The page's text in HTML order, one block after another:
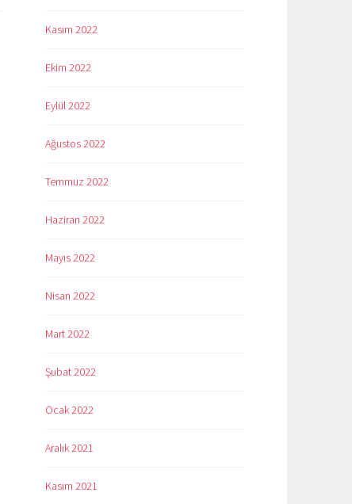
Kasım 2022
Ekim 2022
Eylül 2022
Ağustos 2022
Temmuz 2022
Haziran 2022
Mayıs 2022
Nisan 2022
Mart 2022
Şubat 2022
Ocak 2022
Aralık 2021
Kasım 2021